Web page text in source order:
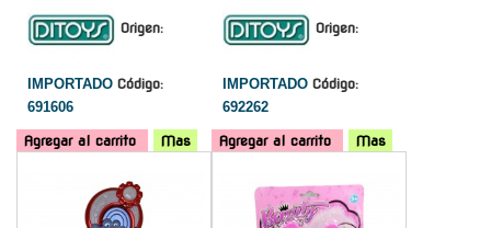
Origen:
IMPORTADO Código:
691606
Agregar al carrito Mas
Origen:
IMPORTADO Código:
692262
Agregar al carrito
Mas